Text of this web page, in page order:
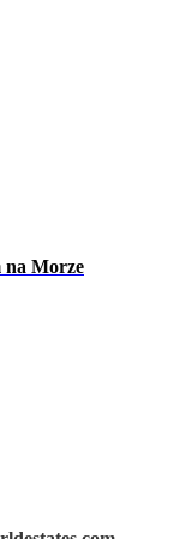
na Morze